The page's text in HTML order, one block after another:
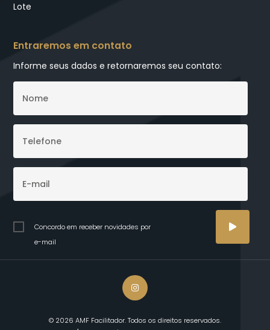
Lote
Entraremos em contato
Informe seus dados e retornaremos seu contato:
Concordo em receber novidades por
e-mail
© 2026 AMF Facilitador. Todos os direitos reservados.